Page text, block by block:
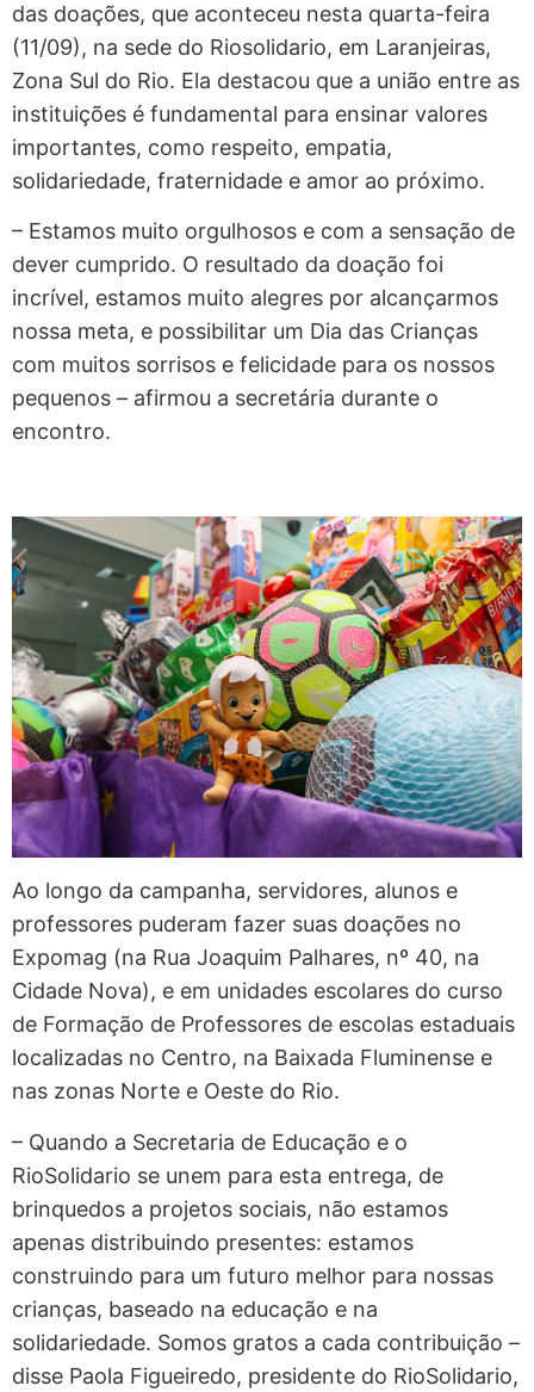
das doações, que aconteceu nesta quarta-feira
(11/09), na sede do Riosolidario, em Laranjeiras,
Zona Sul do Rio. Ela destacou que a união entre as
instituições é fundamental para ensinar valores
importantes, como respeito, empatia,
solidariedade, fraternidade e amor ao próximo.
– Estamos muito orgulhosos e com a sensação de
dever cumprido. O resultado da doação foi
incrível, estamos muito alegres por alcançarmos
nossa meta, e possibilitar um Dia das Crianças
com muitos sorrisos e felicidade para os nossos
pequenos – afirmou a secretária durante o
encontro.
Ao longo da campanha, servidores, alunos e
professores puderam fazer suas doações no
Expomag (na Rua Joaquim Palhares, nº 40, na
Cidade Nova), e em unidades escolares do curso
de Formação de Professores de escolas estaduais
localizadas no Centro, na Baixada Fluminense e
nas zonas Norte e Oeste do Rio.
– Quando a Secretaria de Educação e o
RioSolidario se unem para esta entrega, de
brinquedos a projetos sociais, não estamos
apenas distribuindo presentes: estamos
construindo para um futuro melhor para nossas
crianças, baseado na educação e na
solidariedade. Somos gratos a cada contribuição –
disse Paola Figueiredo, presidente do RioSolidario,